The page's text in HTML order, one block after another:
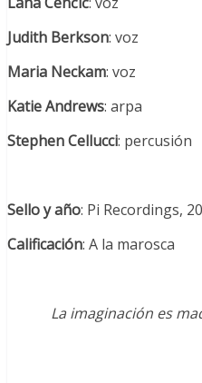
Judith Berkson: voz
Maria Neckam: voz
Katie Andrews: arpa
Stephen Cellucci: percusión
Sello y año: Pi Recordings,
Calificación: A la marosca
La imaginación es